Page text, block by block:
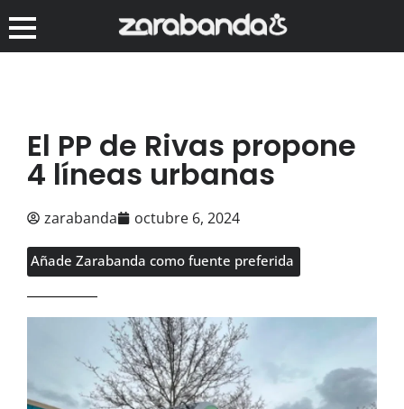
El PP de Rivas propone
4 líneas urbanas
zarabanda octubre 6, 2024
Añade Zarabanda como fuente preferida